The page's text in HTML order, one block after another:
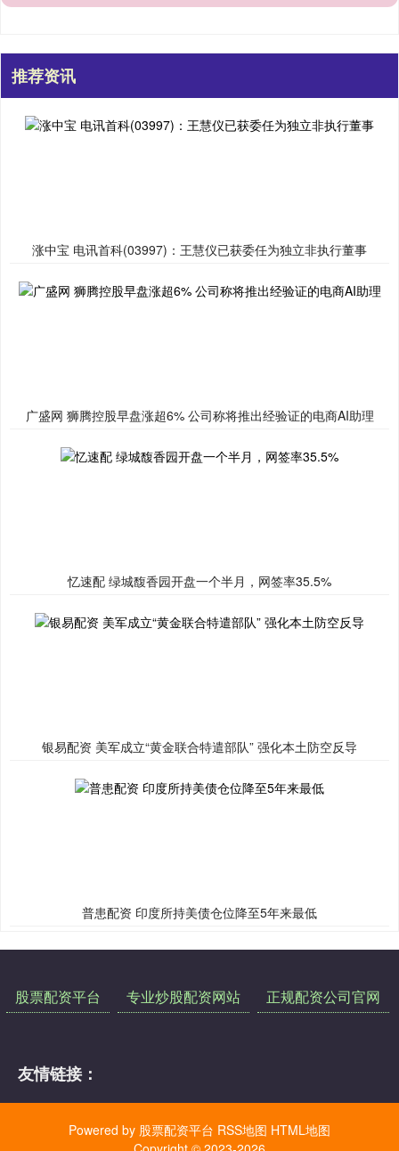
推荐资讯
涨中宝 电讯首科(03997)：王慧仪已获委任为独立非执行董事
广盛网 狮腾控股早盘涨超6% 公司称将推出经验证的电商AI助理
忆速配 绿城馥香园开盘一个半月，网签率35.5%
银易配资 美军成立“黄金联合特遣部队” 强化本土防空反导
普患配资 印度所持美债仓位降至5年来最低
股票配资平台 专业炒股配资网站 正规配资公司官网
友情链接：
Powered by 股票配资平台 RSS地图 HTML地图